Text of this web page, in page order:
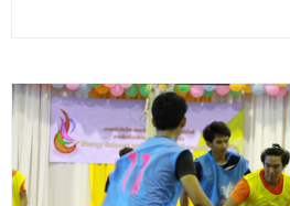
- ศูนย์สิ่งแวดล้อม
- ศูนย์ปัญญาประดิษฐ์เพื่อการศึกษา
สหกิจศึกษา